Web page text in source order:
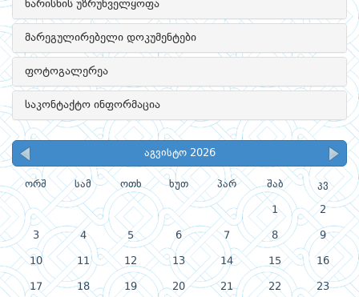
ხარისხის უზრუნველყოფა
მარეგულირებელი დოკუმენტები
ფოტოგალერეა
საკონტაქტო ინფორმაცია
აგვისტო 2026
ორშ სამ ოთხ ხუთ პარ შაბ კვ
1 2
3 4 5 6 7 8 9
10 11 12 13 14 15 16
17 18 19 20 21 22 23